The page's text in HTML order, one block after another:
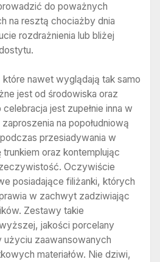
do poważnych
na resztą chociażby dnia
rozdrażnienia lub bliżej
nawet wyglądają tak samo
jest od środowiska oraz
celebracja jest zupełnie inna w
na popołudniową
przesiadywania w
oraz kontemplując
Oczywiście
posiadające filiżanki, których
w zachwyt zadziwiając
Zestawy takie
jakości porcelany
zaawansowanych
materiałów. Nie dziwi,